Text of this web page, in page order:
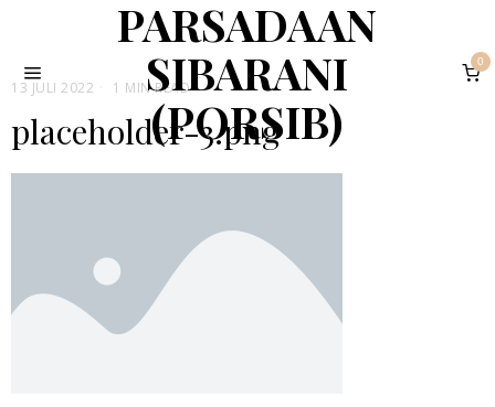
PARSADAAN
SIBARANI
(PORSIB)
0
13 JULI 2022 1 MIN READ
placeholder-3.png